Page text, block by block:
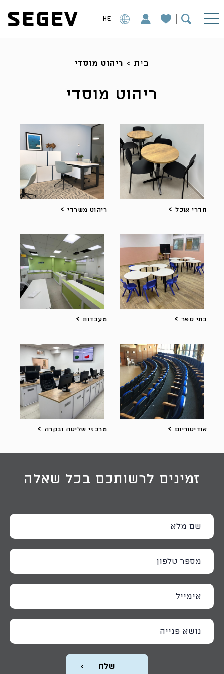
HE
בית > ריהוט מוסדי
ריהוט מוסדי
חדרי אוכל ריהוט משרדי
בתי ספר מעבדות
אודיטוריום מרכזי שליטה ובקרה
זמינים לרשותכם בכל שאלה